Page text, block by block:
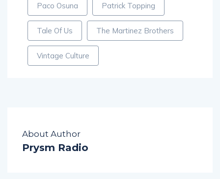
Paco Osuna Patrick Topping
Tale Of Us The Martinez Brothers
Vintage Culture
About Author
Prysm Radio